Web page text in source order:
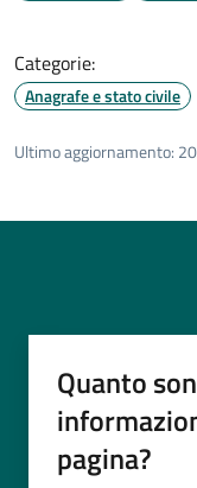
Categorie:
Anagrafe e stato civile
Ultimo aggiornamento:
Quanto
pagina?